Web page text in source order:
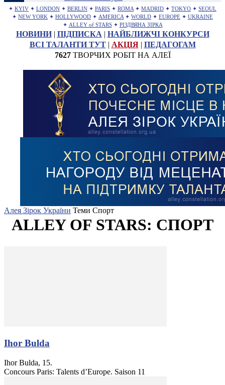
✦ KYIV ✦ LONDON ✦ BERLIN ✦ PARIS ✦ ROMA ✦ MADRID ✦ TOKYO ✦ SEOUL
✦ NEW YORK ✦ HOLLYWOOD ✦ AMERICA ✦ WORLD ✦ EUROPE ✦ UKRAINE
✦ ALLEY of STARS ✦ РІЗДВЯНА ЗІРКА
НОВИНИ| ПІДПИСКА | НАЙБЛИЖЧІ КОНКУРСИ
ВСІ ТАЛАНТИ ТУТ| АКЦІЯ| ПЕДАГОГАМ
7627ТВОРЧИХ РОБІТ НА АЛЕЇ
Алея Зірок України Теми Спорт
ALLEY OF STARS: СПОРТ
Ihor Bulda
Ihor Bulda, 15.
Concours Paris: Talents d’Europe. Saison 11